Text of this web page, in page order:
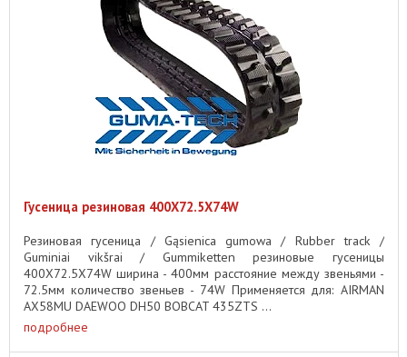
Гусеница резиновая 400X72.5X74W
Резиновая гусеница / Gąsienica gumowa / Rubber track /
Guminiai vikšrai / Gummiketten резиновые гусеницы
400X72.5X74W ширина - 400мм расстояние между звеньями -
72.5мм количество звеньев - 74W Применяется для: AIRMAN
AX58MU DAEWOO DH50 BOBCAT 435ZTS ...
подробнее